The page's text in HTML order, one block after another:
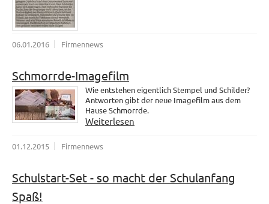
06.01.2016 Firmennews
Schmorrde-Imagefilm
Wie entstehen eigentlich Stempel und Schilder?
Antworten gibt der neue Imagefilm aus dem
Hause Schmorrde.
Weiterlesen
01.12.2015 Firmennews
Schulstart-Set - so macht der Schulanfang
Spaß!